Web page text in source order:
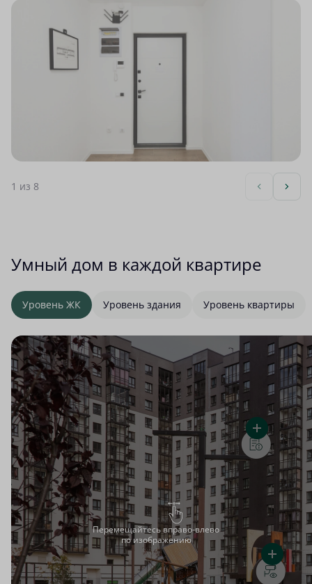
1 из 8
Умный дом в каждой квартире
Уровень ЖК Уровень здания Уровень квартиры
Перемещайтесь вправо-влево
по изображению